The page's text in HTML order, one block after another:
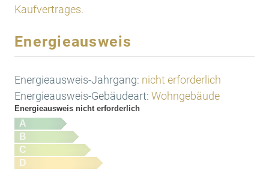
Kaufvertrages.
Energieausweis
Energieausweis-Jahrgang: nicht erforderlich
Energieausweis-Gebäudeart: Wohngebäude
Energieausweis nicht erforderlich
A
B
C
D